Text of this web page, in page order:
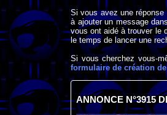
Si vous avez une
à ajouter un message
vous ont aidé à trouver le
le temps de lancer une
Si vous cherchez vous-
formulaire de création
ANNONCE N°3915